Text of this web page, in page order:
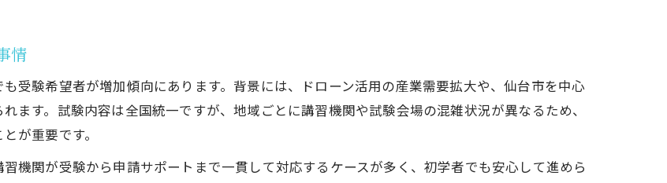
情
受験希望者が増加傾向にあります。背景には、ドローン活用の産業需要拡大や、仙台市を中心
ます。試験内容は全国統一ですが、地域ごとに講習機関や試験会場の混雑状況が異なるため、
が重要です。
機関が受験から申請サポートまで一貫して対応するケースが多く、初学者でも安心して進めら